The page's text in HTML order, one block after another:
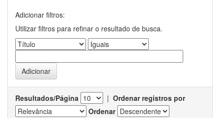
Adicionar filtros:
Utilizar filtros para refinar o resultado de busca.
Resultados/Página | Ordenar registros por
Ordenar